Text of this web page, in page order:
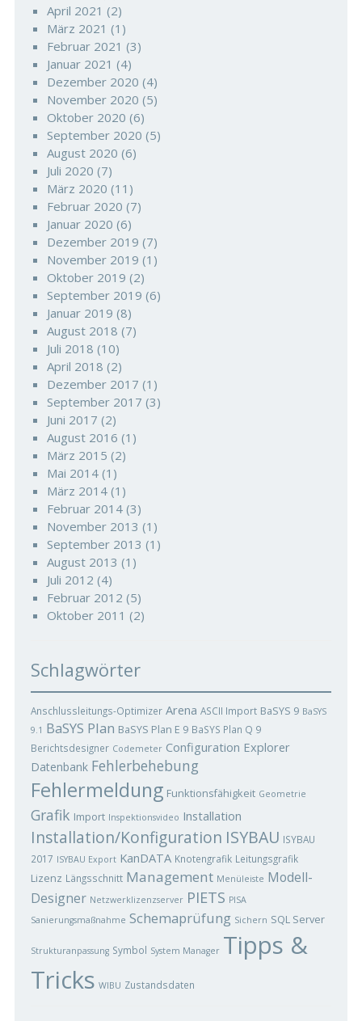
April 2021 (2)
März 2021 (1)
Februar 2021 (3)
Januar 2021 (4)
Dezember 2020 (4)
November 2020 (5)
Oktober 2020 (6)
September 2020 (5)
August 2020 (6)
Juli 2020 (7)
März 2020 (11)
Februar 2020 (7)
Januar 2020 (6)
Dezember 2019 (7)
November 2019 (1)
Oktober 2019 (2)
September 2019 (6)
Januar 2019 (8)
August 2018 (7)
Juli 2018 (10)
April 2018 (2)
Dezember 2017 (1)
September 2017 (3)
Juni 2017 (2)
August 2016 (1)
März 2015 (2)
Mai 2014(1)
März 2014(1)
Februar 2014(3)
November 2013 (1)
September 2013 (1)
August 2013 (1)
Juli 2012 (4)
Februar 2012 (5)
Oktober 2011 (2)
Schlagwörter
Anschlussleitungs-Optimizer Arena ASCII Import BaSYS 9 BaSYS
9.1 BaSYS Plan BaSYS Plan E 9 BaSYS Plan Q 9
Berichtsdesigner Codemeter Configuration Explorer
Datenbank Fehlerbehebung
Fehlermeldung Funktionsfähigkeit Geometrie
Grafik Import Inspektionsvideo Installation
Installation/Konfiguration ISYBAU ISYBAU
2017 ISYBAU Export KanDATA Knotengrafik Leitungsgrafik
Lizenz Längsschnitt Management Menüleiste Modell-
Designer Netzwerklizenzserver PIETS PISA
Sanierungsmaßnahme Schemaprüfung Sichern SQL Server
Strukturanpassung Symbol System Manager Tipps &
Tricks WIBU Zustandsdaten